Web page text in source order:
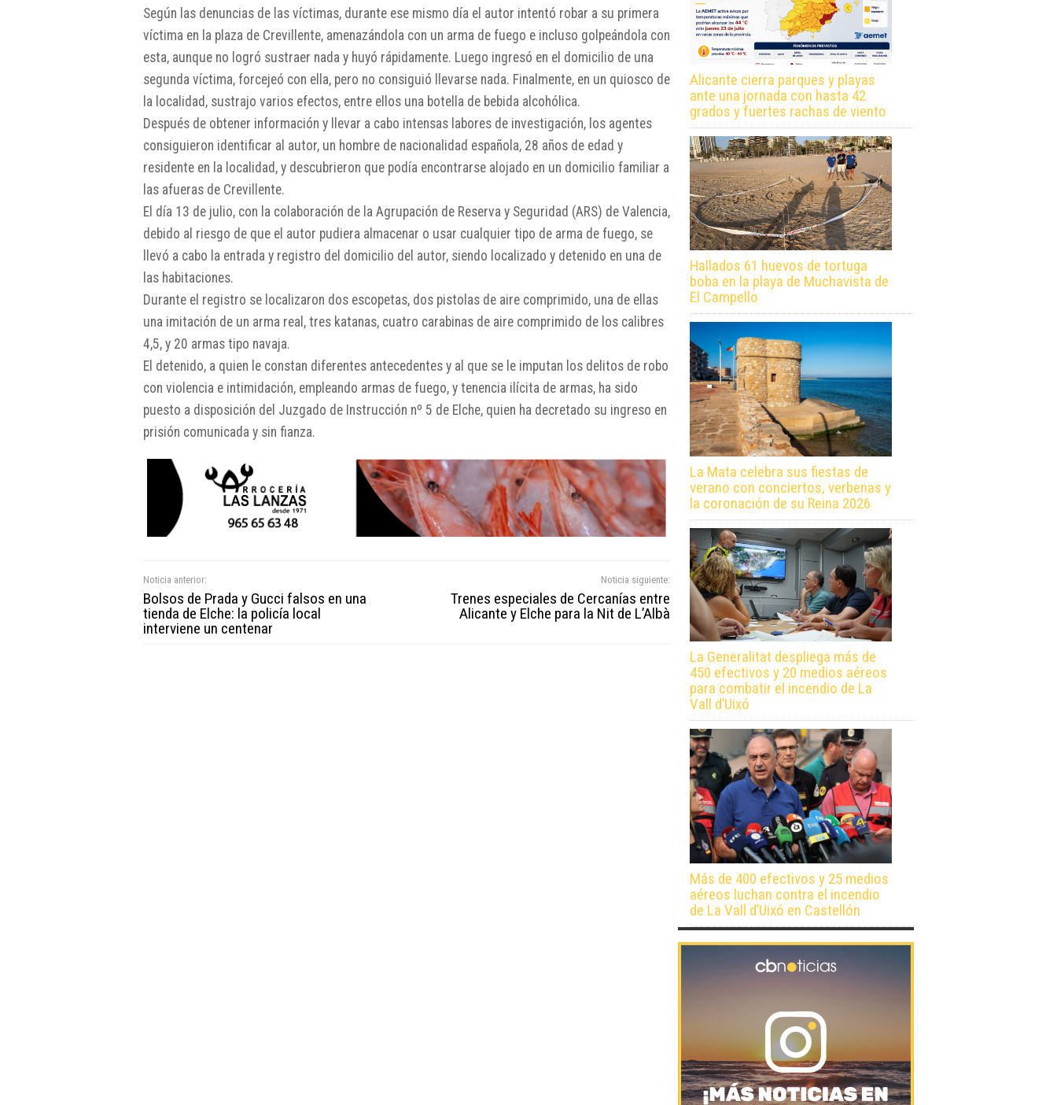
Según las denuncias de las víctimas, durante ese mismo día el autor intentó robar a su primera
víctima en la plaza de Crevillente, amenazándola con un arma de fuego e incluso golpeándola con
esta, aunque no logró sustraer nada y huyó rápidamente. Luego ingresó en el domicilio de una
segunda víctima, forcejeó con ella, pero no consiguió llevarse nada. Finalmente, en un quiosco de
la localidad, sustrajo varios efectos, entre ellos una botella de bebida alcohólica.
Después de obtener información y llevar a cabo intensas labores de investigación, los agentes
consiguieron identificar al autor, un hombre de nacionalidad española, 28 años de edad y
residente en la localidad, y descubrieron que podía encontrarse alojado en un domicilio familiar a
las afueras de Crevillente.
El día 13 de julio, con la colaboración de la Agrupación de Reserva y Seguridad (ARS) de Valencia,
debido al riesgo de que el autor pudiera almacenar o usar cualquier tipo de arma de fuego, se
llevó a cabo la entrada y registro del domicilio del autor, siendo localizado y detenido en una de
las habitaciones.
Durante el registro se localizaron dos escopetas, dos pistolas de aire comprimido, una de ellas
una imitación de un arma real, tres katanas, cuatro carabinas de aire comprimido de los calibres
4,5, y 20 armas tipo navaja.
El detenido, a quien le constan diferentes antecedentes y al que se le imputan los delitos de robo
con violencia e intimidación, empleando armas de fuego, y tenencia ilícita de armas, ha sido
puesto a disposición del Juzgado de Instrucción nº 5 de Elche, quien ha decretado su ingreso en
prisión comunicada y sin fianza.
Noticia anterior:
Bolsos de Prada y Gucci falsos en una
tienda de Elche: la policía local
interviene un centenar
Noticia siguiente:
Trenes especiales de Cercanías entre
Alicante y Elche para la Nit de L’Albà
Alicante cierra parques y playas
ante una jornada con hasta 42
grados y fuertes rachas de viento
Hallados 61 huevos de tortuga
boba en la playa de Muchavista de
El Campello
La Mata celebra sus fiestas de
verano con conciertos, verbenas y
la coronación de su Reina 2026
La Generalitat despliega más de
450 efectivos y 20 medios aéreos
para combatir el incendio de La
Vall d’Uixó
Más de 400 efectivos y 25 medios
aéreos luchan contra el incendio
de La Vall d’Uixó en Castellón